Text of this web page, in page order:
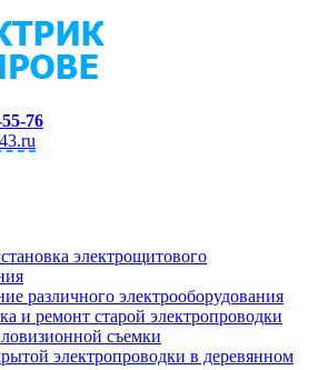
76
электрощитового
различного электрооборудования
и ремонт старой электропроводки
съемки
электропроводки в деревянном